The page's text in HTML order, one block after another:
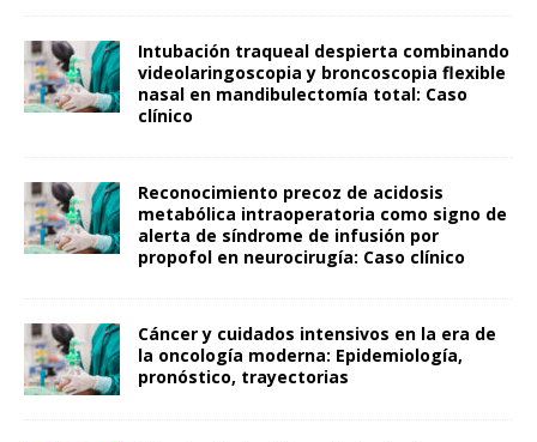
Intubación traqueal despierta combinando
videolaringoscopia y broncoscopia flexible
nasal en mandibulectomía total: Caso
clínico
Reconocimiento precoz de acidosis
metabólica intraoperatoria como signo de
alerta de síndrome de infusión por
propofol en neurocirugía: Caso clínico
Cáncer y cuidados intensivos en la era de
la oncología moderna: Epidemiología,
pronóstico, trayectorias